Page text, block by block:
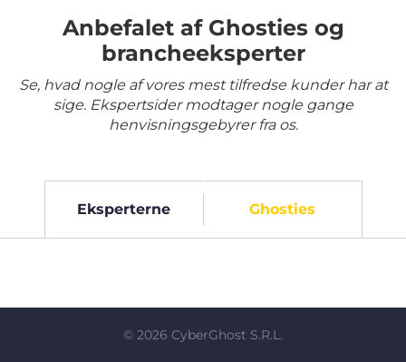
Anbefalet af Ghosties og
brancheeksperter
Se, hvad nogle af vores mest tilfredse kunder har at
sige. Ekspertsider modtager nogle gange
henvisningsgebyrer fra os.
Eksperterne Ghosties
© 2026 CyberGhost S.R.L.